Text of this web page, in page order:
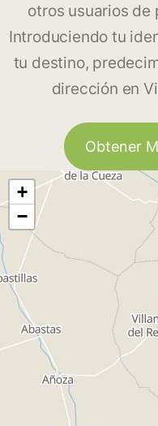
otros usuarios de
Introduciendo tu
tu destino,
dirección en
Obtener
+
−